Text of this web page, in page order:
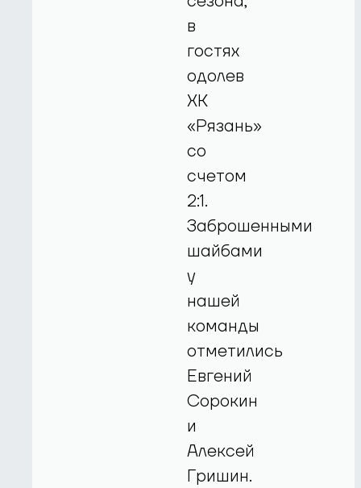
в
гостях
одолев
ХК
«Рязань»
со
счетом
2:1.
Заброшенными
шайбами
у
нашей
команды
отметились
Евгений
Сорокин
и
Алексей
Гришин.